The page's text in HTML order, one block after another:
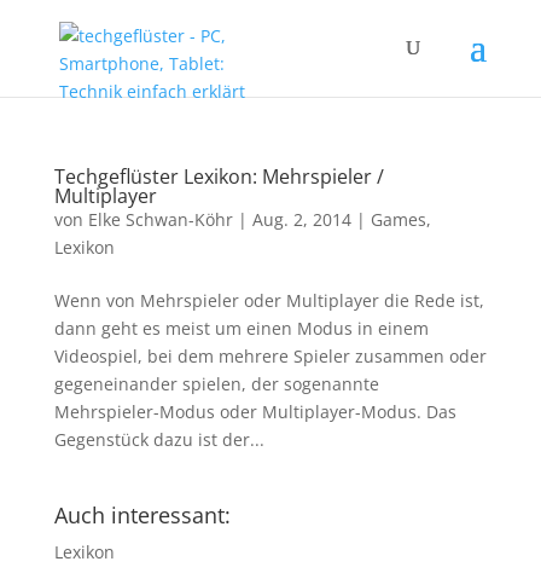
Techgeflüster Lexikon: Mehrspieler /
Multiplayer
von Elke Schwan-Köhr| Aug. 2, 2014| Games,
Lexikon
Wenn von Mehrspieler oder Multiplayer die Rede ist,
dann geht es meist um einen Modus in einem
Videospiel, bei dem mehrere Spieler zusammen oder
gegeneinander spielen, der sogenannte
Mehrspieler-Modus oder Multiplayer-Modus. Das
Gegenstück dazu ist der...
Auch interessant:
Lexikon